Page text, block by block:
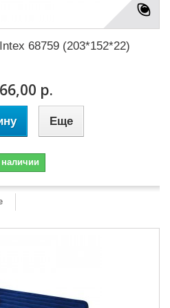
68759 (203*152*22)
р.
Еще
наличии